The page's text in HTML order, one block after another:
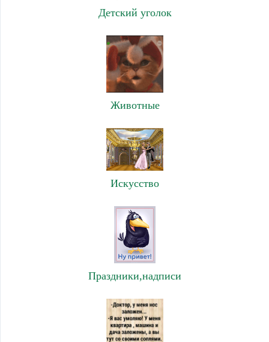
Детский уголок
Животные
Искусство
Праздники,надписи